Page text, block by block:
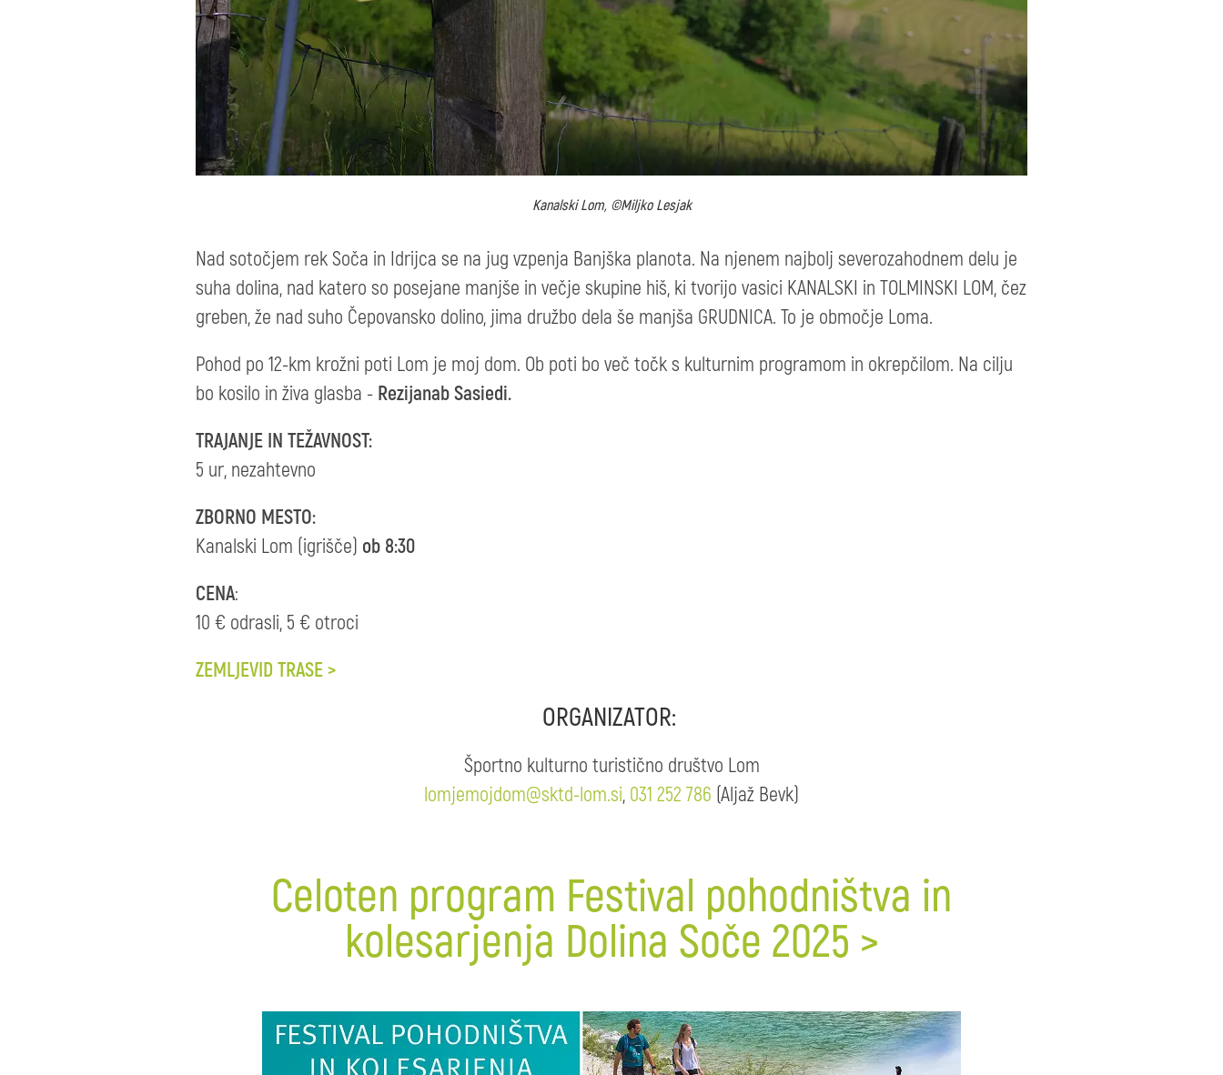
Kanalski Lom, ©Miljko Lesjak
Nad sotočjem rek Soča in Idrijca se na jug vzpenja Banjška planota. Na njenem najbolj severozahodnem delu je
suha dolina, nad katero so posejane manjše in večje skupine hiš, ki tvorijo vasici KANALSKI in TOLMINSKI LOM, čez
greben, že nad suho Čepovansko dolino, jima družbo dela še manjša GRUDNICA. To je območje Loma.
Pohod po 12-km krožni poti Lom je moj dom. Ob poti bo več točk s kulturnim programom in okrepčilom. Na cilju
bo kosilo in živa glasba - Rezijanab Sasiedi.
TRAJANJE IN TEŽAVNOST:
5 ur, nezahtevno
ZBORNO MESTO:
Kanalski Lom (igrišče) ob 8:30
CENA:
10 € odrasli, 5 € otroci
ZEMLJEVID TRASE >
ORGANIZATOR:
Športno kulturno turistično društvo Lom
lomjemojdom@sktd-lom.si, 031 252 786 (Aljaž Bevk)
Celoten program Festival pohodništva in
kolesarjenja Dolina Soče 2025 >